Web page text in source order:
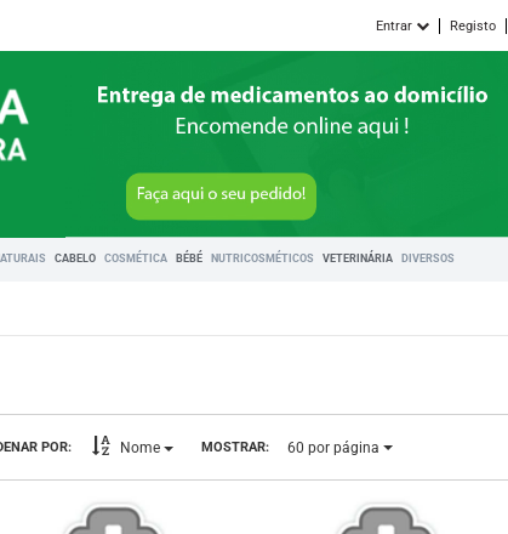
Entrar Registo
CABELO COSMÉTICA BÉBÉ NUTRICOSMÉTICOS VETERINÁRIA DIVERSOS
POR: Nome MOSTRAR: 60 por página